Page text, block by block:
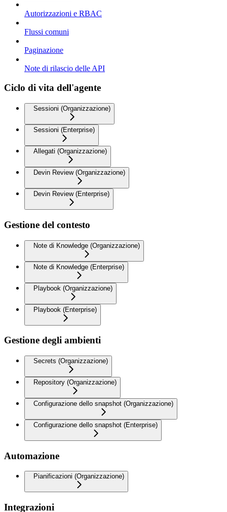
Autorizzazioni e RBAC
Flussi comuni
Paginazione
Note di rilascio delle API
Ciclo di vita dell'agente
Sessioni (Organizzazione)
Sessioni (Enterprise)
Allegati (Organizzazione)
Devin Review (Organizzazione)
Devin Review (Enterprise)
Gestione del contesto
Note di Knowledge (Organizzazione)
Note di Knowledge (Enterprise)
Playbook (Organizzazione)
Playbook (Enterprise)
Gestione degli ambienti
Secrets (Organizzazione)
Repository (Organizzazione)
Configurazione dello snapshot (Organizzazione)
Configurazione dello snapshot (Enterprise)
Automazione
Pianificazioni (Organizzazione)
Integrazioni